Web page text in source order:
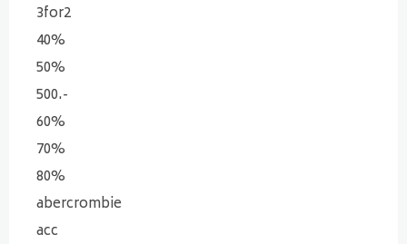
3for2
40%
50%
500.-
60%
70%
80%
abercrombie
acc